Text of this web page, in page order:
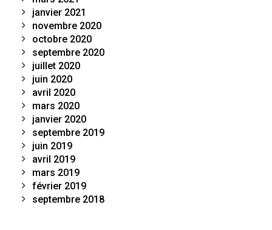
janvier 2021
novembre 2020
octobre 2020
septembre 2020
juillet 2020
juin 2020
avril 2020
mars 2020
janvier 2020
septembre 2019
juin 2019
avril 2019
mars 2019
février 2019
septembre 2018